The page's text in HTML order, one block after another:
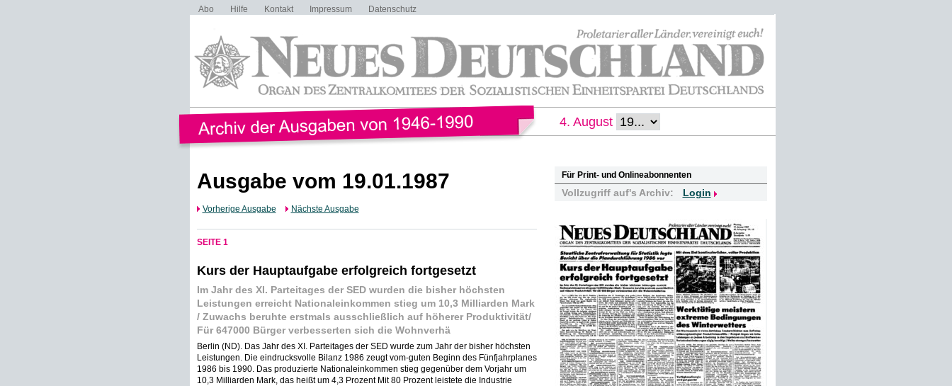
Abo Hilfe Kontakt Impressum Datenschutz
4. August
Ausgabe vom 19.01.1987
Vorherige Ausgabe Nächste Ausgabe
SEITE 1
Kurs der Hauptaufgabe erfolgreich fortgesetzt
Im Jahr des XI. Parteitages der SED wurden die bisher höchsten
Leistungen erreicht Nationaleinkommen stieg um 10,3 Milliarden Mark
/ Zuwachs beruhte erstmals ausschließlich auf höherer Produktivität/
Für 647000 Bürger verbesserten sich die Wohnverhä
Berlin (ND). Das Jahr des XI. Parteitages der SED wurde zum Jahr der bisher höchsten
Leistungen. Die eindrucksvolle Bilanz 1986 zeugt vom-guten Beginn des Fünfjahrplanes
1986 bis 1990. Das produzierte Nationaleinkommen stieg gegenüber dem Vorjahr um
10,3 Milliarden Mark, das heißt um 4,3 Prozent Mit 80 Prozent leistete die Industrie
Für Print- und Onlineabonnenten
Vollzugriff auf's Archiv: Login